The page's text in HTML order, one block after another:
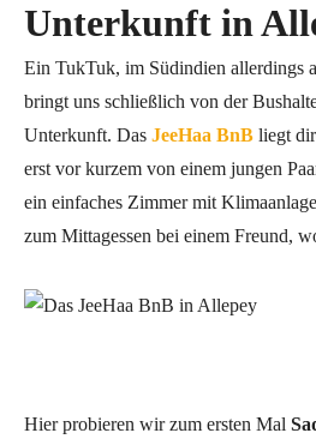
Unterkunft in
Ein TukTuk, im Südindien allerdings
bringt uns schließlich von der
Unterkunft. Das JeeHaa BnB liegt
erst vor kurzem von einem jungen
ein einfaches Zimmer mit
zum Mittagessen bei einem Freund,
Hier probieren wir zum ersten Mal